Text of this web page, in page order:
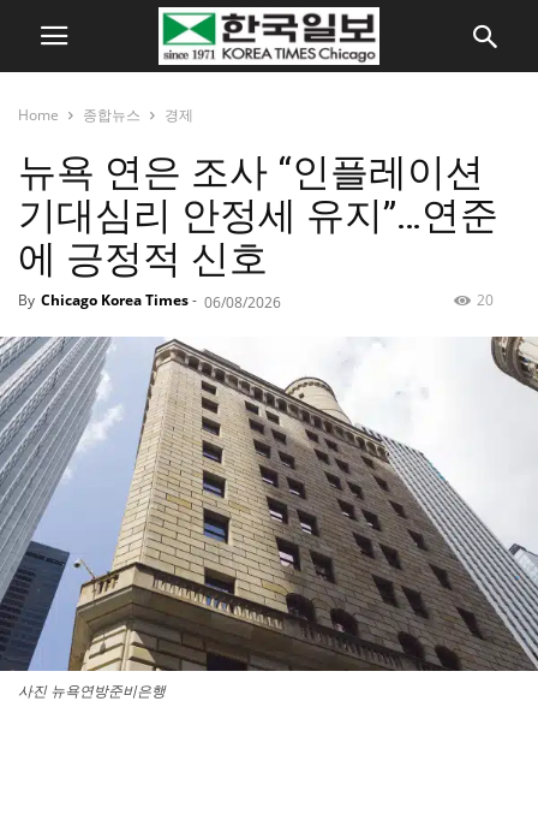
Home 종합뉴스 경제
뉴욕 연은 조사 “인플레이션
기대심리 안정세 유지”…연준
에 긍정적 신호
By Chicago Korea Times- 06/08/2026 20
사진 뉴욕연방준비은행